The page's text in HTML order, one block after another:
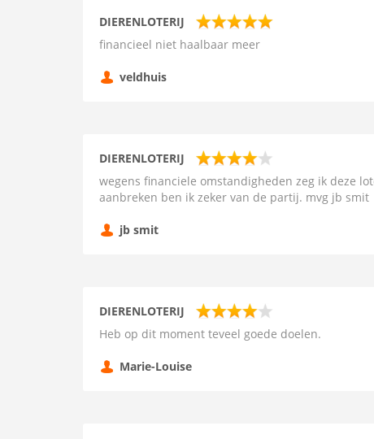
DIERENLOTERIJ
financieel niet haalbaar meer
veldhuis
DIERENLOTERIJ
wegens financiele omstandigheden zeg ik deze
aanbreken ben ik zeker van de partij. mvg jb smit
jb smit
DIERENLOTERIJ
Heb op dit moment teveel goede doelen.
Marie-Louise